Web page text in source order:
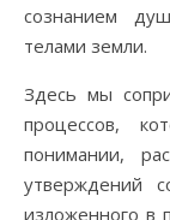
сознанием
телами земли.
Здесь мы
процессов,
понимании,
утверждений
изложенного в